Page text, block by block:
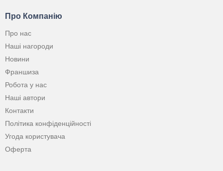
Про Компанію
Про нас
Наші нагороди
Новини
Франшиза
Робота у нас
Наші автори
Контакти
Політика конфіденційності
Угода користувача
Оферта